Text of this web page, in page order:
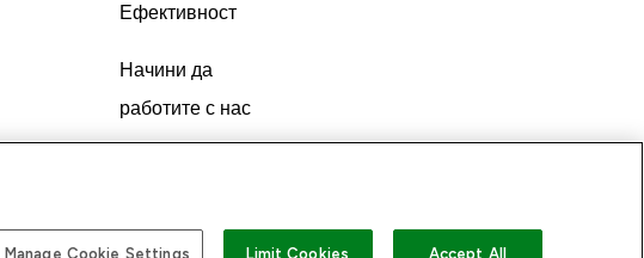
Ефективност
Начини да
работите с нас
Manage Cookie Settings Limit Cookies Accept All